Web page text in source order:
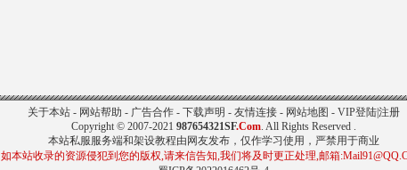
关于本站- 网站帮助 - 广告合作- 下载声明 - 友情连接- 网站地图 - VIP登陆|注册
Copyright © 2007-2021 987654321SF.Com. All Rights Reserved .
本站私服服务端和架设教程由网友发布，仅作学习使用，严禁用于商业
如本站收录的资源侵犯到您的版权,请来信告知,我们将及时更正处理,邮箱